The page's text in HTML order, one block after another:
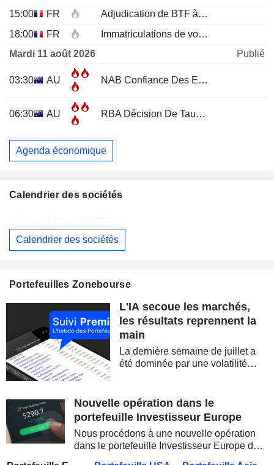
15:00
FR
Adjudication de BTF à 3 mois
18:00
FR
Immatriculations de voitures neuves (annuelles)
Mardi 11 août 2026
Publié
03:30 AU NAB Confiance Des Entreprises
06:30 AU RBA Décision De Taux D'Intérêt
Agenda économique
Calendrier des sociétés
BERKSHIRE HATHAWAY INC.
Samedi 08 août 2026
WESTPAC BANKING CORPORATION Publication des résultats - Q3 2026 AS
BARRICK MINING CORPORATION
SIMON PROPERTY GROUP, INC. Publication des résultats - Q2 2026
FERGUSON ENTERPRISES INC.
ROCKET LAB CORPORATION Publication des résultats - Q2 2026
AMRIZE AG Publication des résultats - Q2 2026
Calendrier des sociétés
Portefeuilles Zonebourse
L'IA secoue les marchés,
les résultats reprennent la
main
La dernière semaine de juillet a
été dominée par une volatilité
semi-conducteurs. Les
inquiétudes sur la soutenabilité
Nouvelle opération dans le
portefeuille Investisseur Europe
Nous procédons à une nouvelle opération
dans le portefeuille Investisseur Europe de